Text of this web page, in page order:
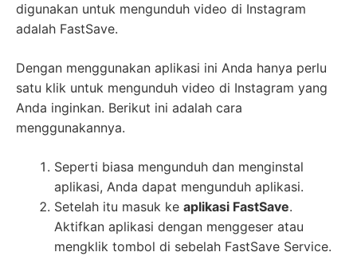
digunakan untuk mengunduh video di Instagram
adalah FastSave.
Dengan menggunakan aplikasi ini Anda hanya perlu
satu klik untuk mengunduh video di Instagram yang
Anda inginkan. Berikut ini adalah cara
menggunakannya.
Seperti biasa mengunduh dan menginstal
aplikasi, Anda dapat mengunduh aplikasi.
Setelah itu masuk ke aplikasi FastSave.
Aktifkan aplikasi dengan menggeser atau
mengklik tombol di sebelah FastSave Service.